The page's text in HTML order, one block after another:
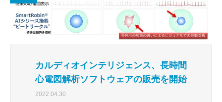
カルディオインテリジェンス、長時間
心電図解析ソフトウェアの販売を開始
2022.04.30